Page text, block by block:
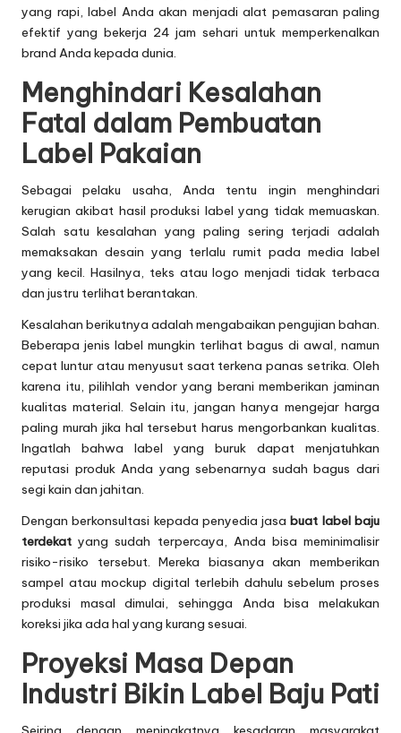
yang rapi, label Anda akan menjadi alat pemasaran paling
efektif yang bekerja 24 jam sehari untuk memperkenalkan
brand Anda kepada dunia.
Menghindari Kesalahan
Fatal dalam Pembuatan
Label Pakaian
Sebagai pelaku usaha, Anda tentu ingin menghindari
kerugian akibat hasil produksi label yang tidak memuaskan.
Salah satu kesalahan yang paling sering terjadi adalah
memaksakan desain yang terlalu rumit pada media label
yang kecil. Hasilnya, teks atau logo menjadi tidak terbaca
dan justru terlihat berantakan.
Kesalahan berikutnya adalah mengabaikan pengujian bahan.
Beberapa jenis label mungkin terlihat bagus di awal, namun
cepat luntur atau menyusut saat terkena panas setrika. Oleh
karena itu, pilihlah vendor yang berani memberikan jaminan
kualitas material. Selain itu, jangan hanya mengejar harga
paling murah jika hal tersebut harus mengorbankan kualitas.
Ingatlah bahwa label yang buruk dapat menjatuhkan
reputasi produk Anda yang sebenarnya sudah bagus dari
segi kain dan jahitan.
Dengan berkonsultasi kepada penyedia jasabuat label baju
terdekat yang sudah terpercaya, Anda bisa meminimalisir
risiko-risiko tersebut. Mereka biasanya akan memberikan
sampel atau mockup digital terlebih dahulu sebelum proses
produksi masal dimulai, sehingga Anda bisa melakukan
koreksi jika ada hal yang kurang sesuai.
Proyeksi Masa Depan
Industri Bikin Label Baju Pati